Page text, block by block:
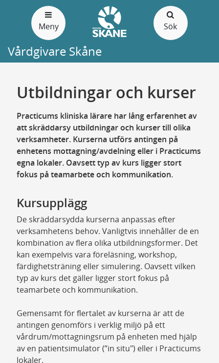
Meny Sök
Vårdgivare Skåne
Utbildningar och kurser
Practicums kliniska lärare har lång erfarenhet av
att skräddarsy utbildningar och kurser till olika
verksamheter. Kurserna utförs antingen på
enhetens mottagning/avdelning eller i Practicums
egna lokaler. Oavsett typ av kurs ligger stort
fokus på teamarbete och kommunikation.
Kursupplägg
De skräddarsydda kurserna anpassas efter
verksamhetens behov. Vanligtvis innehåller de en
kombination av flera olika utbildningsformer. Det
kan exempelvis vara föreläsning, workshop,
färdighetsträning eller simulering. Oavsett vilken
typ av kurs det gäller ligger stort fokus på
teamarbete och kommunikation.
Gemensamt för flertalet av kurserna är att de
antingen genomförs i verklig miljö på ett
vårdrum/mottagningsrum på enheten med hjälp
av en patientsimulator (”in situ") eller i Practicums
lokaler.